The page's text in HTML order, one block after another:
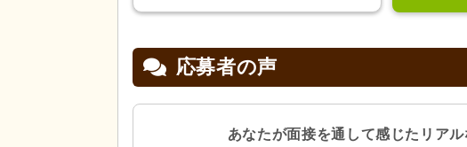
応募者の声
あなたが面接を通して感じたリア